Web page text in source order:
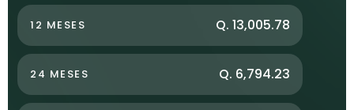
12 MESES Q. 13,005.78
24 MESES Q. 6,794.23